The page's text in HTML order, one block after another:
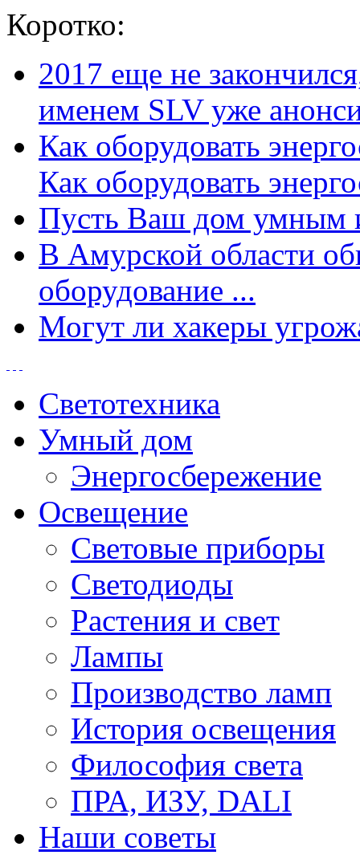
Коротко:
2017 еще не
именем SLV уже
Как оборудовать
Как оборудовать
Пусть Ваш дом умным
В Амурской области
оборудование ...
Могут ли хакеры
Светотехника
Умный дом
Энергосбережение
Освещение
Световые приборы
Светодиоды
Растения и свет
Лампы
Производство ламп
История освещения
Философия света
ПРА, ИЗУ, DALI
Наши советы